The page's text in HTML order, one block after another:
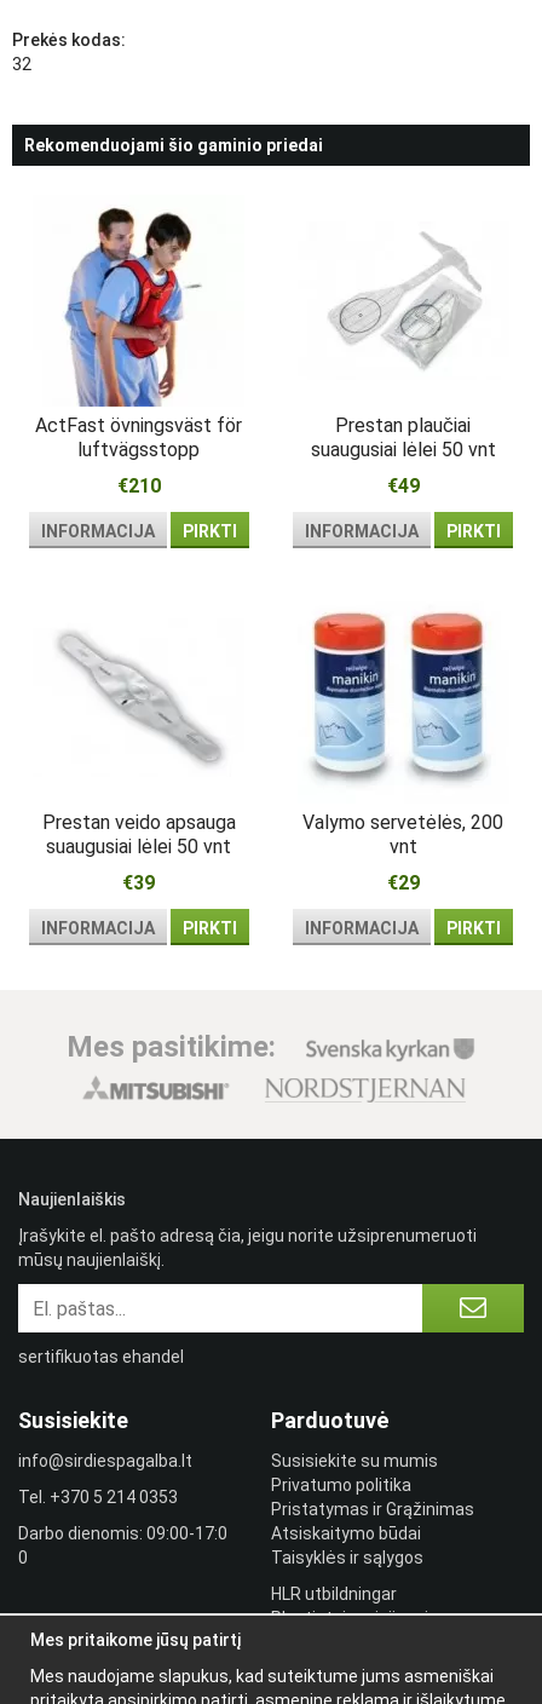
Prekės kodas:
32
Rekomenduojami šio gaminio priedai
ActFast övningsväst för
luftvägsstopp
€210
INFORMACIJA PIRKTI
Prestan plaučiai
suaugusiai lėlei 50 vnt
€49
INFORMACIJA PIRKTI
Prestan veido apsauga
suaugusiai lėlei 50 vnt
€39
INFORMACIJA PIRKTI
Valymo servetėlės, 200
vnt
€29
INFORMACIJA PIRKTI
Mes pasitikime:
Susisiekite
info@sirdiespagalba.lt
Tel. +370 5 214 0353
Darbo dienomis: 09:00-17:0
0
Parduotuvė
Susisiekite su mumis
Privatumo politika
Pristatymas ir Grąžinimas
Atsiskaitymo būdai
Taisyklės ir sąlygos
HLR utbildningar
Plantintojo prisijungimas
Papildoma
Naujienlaiškis
Įrašykite el. pašto adresą čia, jeigu norite užsiprenumeruoti
mūsų naujienlaiškį.
sertifikuotas ehandel
Mes pritaikome jūsų patirtį
Mes naudojame slapukus, kad suteiktume jums asmeniškai